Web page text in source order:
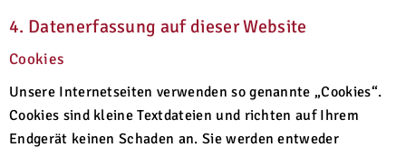
4. Datenerfassung auf dieser Website
Cookies
Unsere Internetseiten verwenden so genannte „Cookies“.
Cookies sind kleine Textdateien und richten auf Ihrem
Endgerät keinen Schaden an. Sie werden entweder